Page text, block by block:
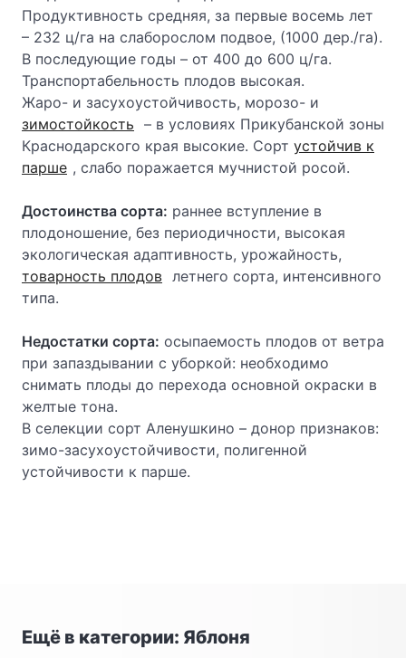
Продуктивность средняя, за первые восемь лет
– 232 ц/га на слаборослом подвое, (1000 дер./га).
В последующие годы – от 400 до 600 ц/га.
Транспортабельность плодов высокая.
Жаро- и засухоустойчивость, морозо- и
зимостойкость – в условиях Прикубанской зоны
Краснодарского края высокие. Сорт устойчив к
парше , слабо поражается мучнистой росой.
Достоинства сорта: раннее вступление в
плодоношение, без периодичности, высокая
экологическая адаптивность, урожайность,
товарность плодов летнего сорта, интенсивного
типа.
Недостатки сорта: осыпаемость плодов от ветра
при запаздывании с уборкой: необходимо
снимать плоды до перехода основной окраски в
желтые тона.
В селекции сорт Аленушкино – донор признаков:
зимо-засухоустойчивости, полигенной
устойчивости к парше.
Ещё в категории: Яблоня